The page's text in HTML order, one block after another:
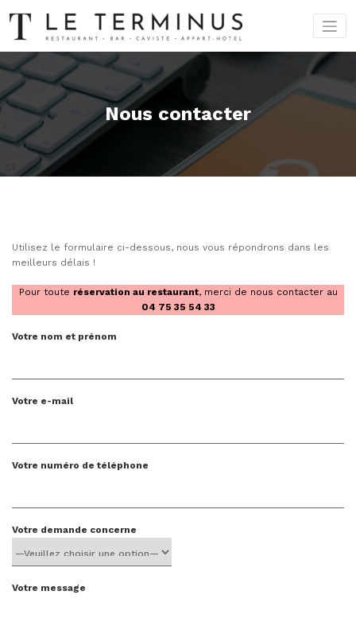
au
contenu
Nous contacter
Utilisez le formulaire ci-dessous, nous vous répondrons dans les
meilleurs délais !
Pour toute réservation au restaurant, merci de nous contacter au
04 75 35 54 33
Votre nom et prénom
Votre e-mail
Votre numéro de téléphone
Votre demande concerne
Votre message